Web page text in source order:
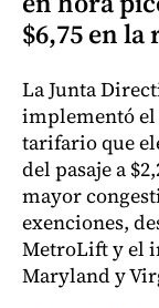
$6,75 en la
La Junta
implementó el
tarifario que
del pasaje a
mayor
exenciones,
MetroLift y el
Maryland y